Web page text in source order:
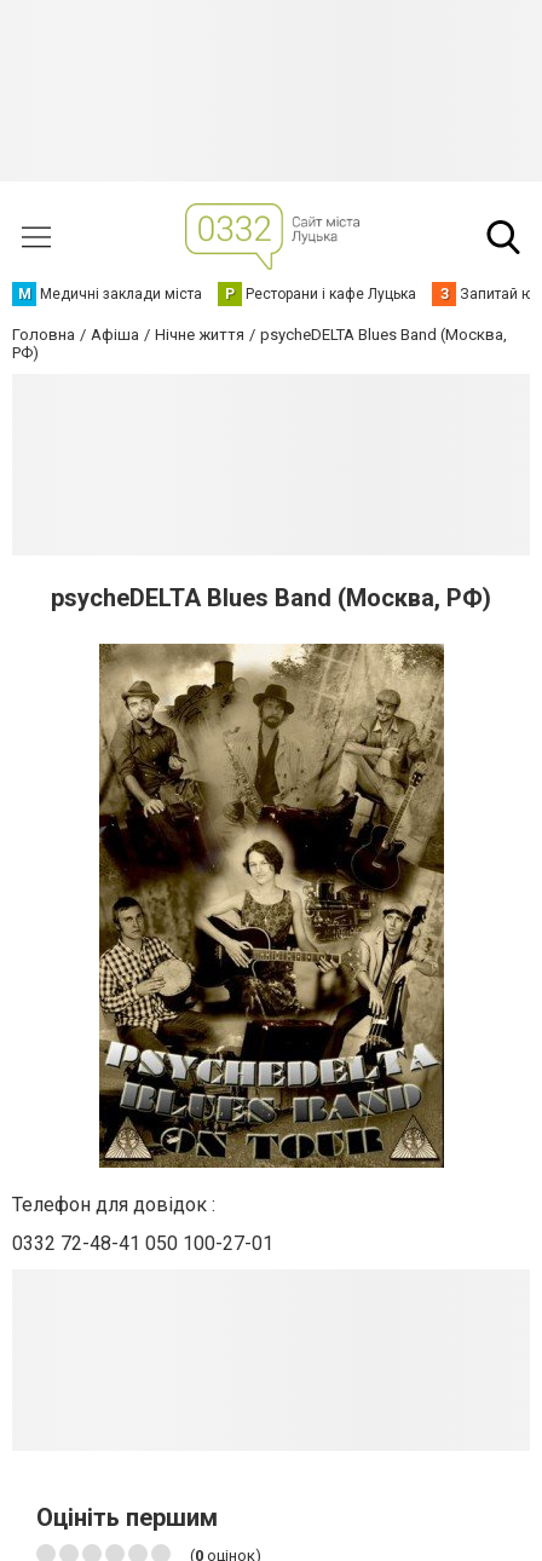
М Медичні заклади міста Р Ресторани і кафе Луцька З Запитай
Головна Афіша Нічне життя
psycheDELTA Blues Band (Москва,
РФ)
psycheDELTA Blues Band (Москва, РФ)
Телефон для довідок :
0332 72-48-41 050 100-27-01
Оцініть першим
(0 оцінок)